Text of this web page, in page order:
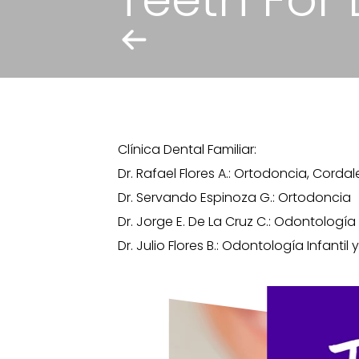
Clínica Dental Familiar:
Dr. Rafael Flores A.: Ortodoncia,
Dr. Servando Espinoza G.: Ortodoncia
Dr. Jorge E. De La Cruz C.:
Dr. Julio Flores B.: Odontología Infantil